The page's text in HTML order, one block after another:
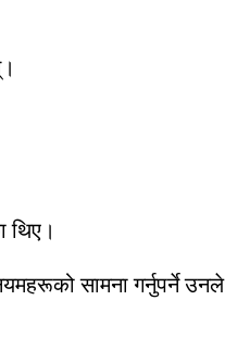
थिए।
सामना गर्नुपर्ने उनले